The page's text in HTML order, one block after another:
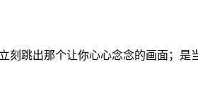
刻跳出那个让你心心念念的画面；